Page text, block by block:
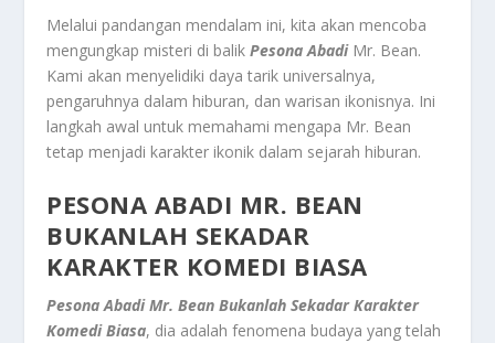
Melalui pandangan mendalam ini, kita akan mencoba
mengungkap misteri di balikPesona Abadi Mr. Bean.
Kami akan menyelidiki daya tarik universalnya,
pengaruhnya dalam hiburan, dan warisan ikonisnya. Ini
langkah awal untuk memahami mengapa Mr. Bean
tetap menjadi karakter ikonik dalam sejarah hiburan.
PESONA ABADI MR. BEAN
BUKANLAH SEKADAR
KARAKTER KOMEDI BIASA
Pesona Abadi Mr. Bean Bukanlah Sekadar Karakter
Komedi Biasa, dia adalah fenomena budaya yang telah